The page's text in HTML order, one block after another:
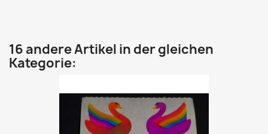
16 andere Artikel in der gleichen
Kategorie: